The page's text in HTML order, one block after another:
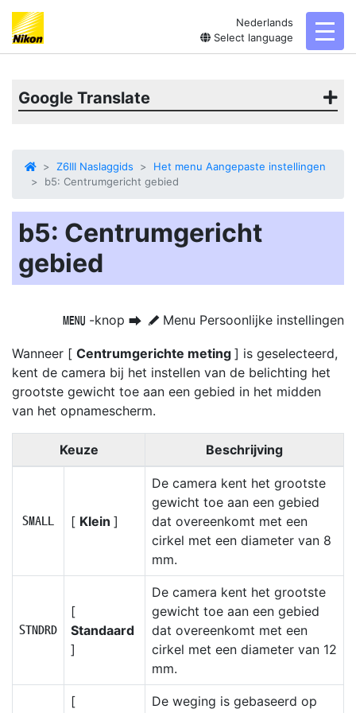
Nederlands
Select language
Google Translate
Z6III Naslaggids
Het menu Aangepaste instellingen
b5: Centrumgericht gebied
b5: Centrumgericht
gebied
G -knop U A Menu Persoonlijke instellingen
Wanneer [ Centrumgerichte meting ] is geselecteerd,
kent de camera bij het instellen van de belichting het
grootste gewicht toe aan een gebied in het midden
van het opnamescherm.
Keuze Beschrijving
R [ Klein ]
De camera kent het grootste
gewicht toe aan een gebied
dat overeenkomt met een
cirkel met een diameter van 8
mm.
S
[
Standaard
]
De camera kent het grootste
gewicht toe aan een gebied
dat overeenkomt met een
cirkel met een diameter van 12
mm.
[
De weging is gebaseerd op